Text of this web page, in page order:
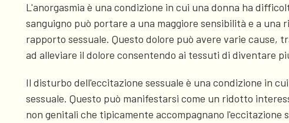
L'anorgasmia è una condizione in cui una donna ha
sanguigno può portare a una maggiore sensibilità e a
rapporto sessuale. Questo dolore può avere varie cause,
ad alleviare il dolore consentendo ai tessuti di diventare
Il disturbo dell'eccitazione sessuale è una condizione in
sessuale. Questo può manifestarsi come un ridotto
non genitali che tipicamente accompagnano